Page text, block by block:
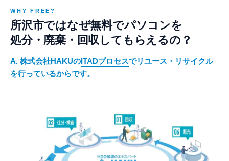
WHY FREE?
所沢市ではなぜ無料でパソコンを
処分・廃棄・回収してもらえるの？
A. 株式会社HAKUのITADプロセスでリユース・リサイクル
を行っているからです。